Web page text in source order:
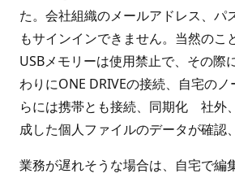
た。会社組織のメールアドレス、パ
もサインインできません。当然のこ
USBメモリーは使用禁止で、その際
わりにONE DRIVEの接続、自宅のノ
らには携帯とも接続、同期化 社外
成した個人ファイルのデータが確認
業務が遅れそうな場合は、自宅で編